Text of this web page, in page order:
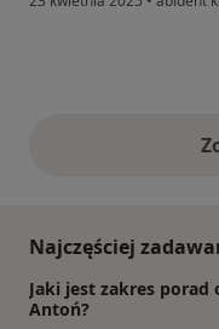
Najczęściej
Jaki jest zakres porad
Antoń?